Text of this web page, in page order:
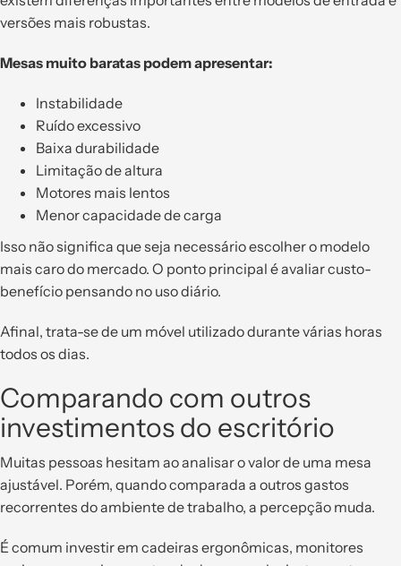
versões mais robustas.
Mesas muito baratas podem apresentar:
Instabilidade
Ruído excessivo
Baixa durabilidade
Limitação de altura
Motores mais lentos
Menor capacidade de carga
Isso não significa que seja necessário escolher o modelo
mais caro do mercado. O ponto principal é avaliar custo-
benefício pensando no uso diário.
Afinal, trata-se de um móvel utilizado durante várias horas
todos os dias.
Comparando com outros
investimentos do escritório
Muitas pessoas hesitam ao analisar o valor de uma mesa
ajustável. Porém, quando comparada a outros gastos
recorrentes do ambiente de trabalho, a percepção muda.
É comum investir em cadeiras ergonômicas, monitores